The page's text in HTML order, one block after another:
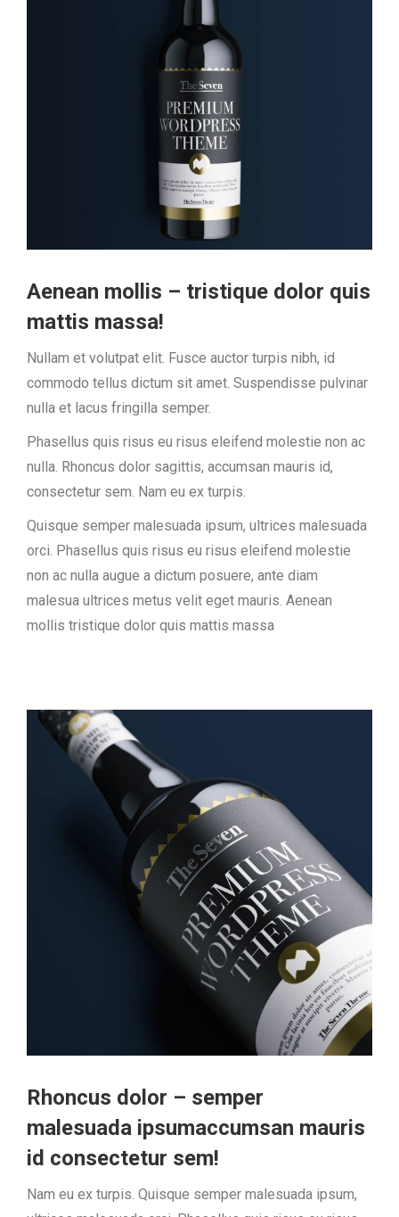
Aenean mollis – tristique dolor quis
mattis massa!
Nullam et volutpat elit. Fusce auctor turpis nibh, id
commodo tellus dictum sit amet. Suspendisse pulvinar
nulla et lacus fringilla semper.
Phasellus quis risus eu risus eleifend molestie non ac
nulla. Rhoncus dolor sagittis, accumsan mauris id,
consectetur sem. Nam eu ex turpis.
Quisque semper malesuada ipsum, ultrices malesuada
orci. Phasellus quis risus eu risus eleifend molestie
non ac nulla augue a dictum posuere, ante diam
malesua ultrices metus velit eget mauris. Aenean
mollis tristique dolor quis mattis massa
Rhoncus dolor – semper
malesuada ipsumaccumsan mauris
id consectetur sem!
Nam eu ex turpis. Quisque semper malesuada ipsum,